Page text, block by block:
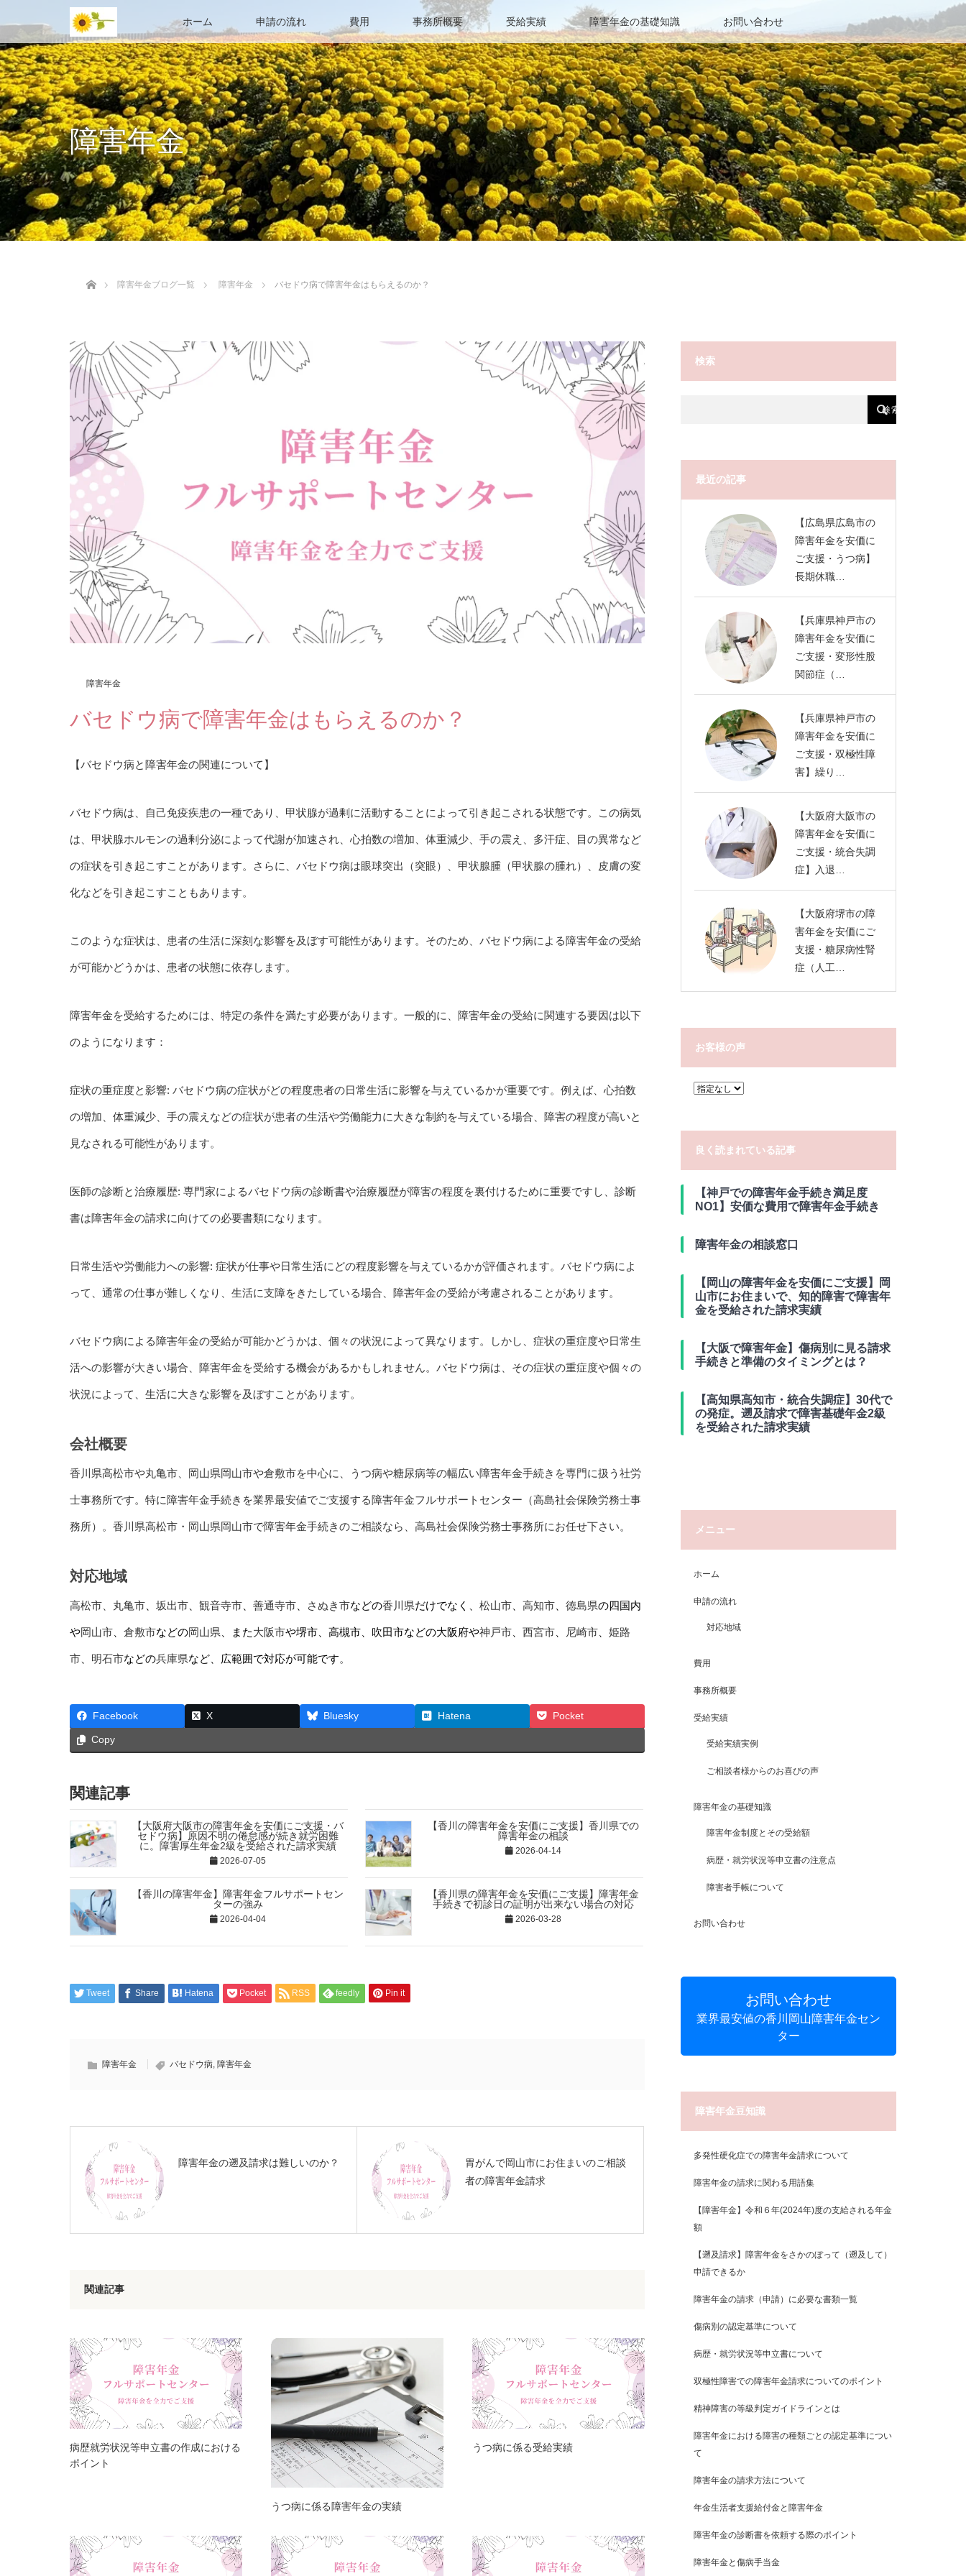
ホーム 申請の流れ 費用 事務所概要 受給実績 障害年金の基礎知識 お問い合わせ
障害年金
障害年金ブログ一覧
障害年金 バセドウ病で障害年金はもらえるのか？
障害年金
バセドウ病で障害年金はもらえるのか？
【バセドウ病と障害年金の関連について】
バセドウ病は、自己免疫疾患の一種であり、甲状腺が過剰に活動することによって引き起こされる状態です。この病気
は、甲状腺ホルモンの過剰分泌によって代謝が加速され、心拍数の増加、体重減少、手の震え、多汗症、目の異常など
の症状を引き起こすことがあります。さらに、バセドウ病は眼球突出（突眼）、甲状腺腫（甲状腺の腫れ）、皮膚の変
化などを引き起こすこともあります。
このような症状は、患者の生活に深刻な影響を及ぼす可能性があります。そのため、バセドウ病による障害年金の受給
が可能かどうかは、患者の状態に依存します。
障害年金を受給するためには、特定の条件を満たす必要があります。一般的に、障害年金の受給に関連する要因は以下
のようになります：
症状の重症度と影響: バセドウ病の症状がどの程度患者の日常生活に影響を与えているかが重要です。例えば、心拍数
の増加、体重減少、手の震えなどの症状が患者の生活や労働能力に大きな制約を与えている場合、障害の程度が高いと
見なされる可能性があります。
医師の診断と治療履歴: 専門家によるバセドウ病の診断書や治療履歴が障害の程度を裏付けるために重要ですし、診断
書は障害年金の請求に向けての必要書類になります。
日常生活や労働能力への影響: 症状が仕事や日常生活にどの程度影響を与えているかが評価されます。バセドウ病によ
って、通常の仕事が難しくなり、生活に支障をきたしている場合、障害年金の受給が考慮されることがあります。
バセドウ病による障害年金の受給が可能かどうかは、個々の状況によって異なります。しかし、症状の重症度や日常生
活への影響が大きい場合、障害年金を受給する機会があるかもしれません。バセドウ病は、その症状の重症度や個々の
状況によって、生活に大きな影響を及ぼすことがあります。
会社概要
香川県高松市や丸亀市、岡山県岡山市や倉敷市を中心に、うつ病や糖尿病等の幅広い障害年金手続きを専門に扱う社労
士事務所です。特に障害年金手続きを業界最安値でご支援する障害年金フルサポートセンター（高島社会保険労務士事
務所）。香川県高松市・岡山県岡山市で障害年金手続きのご相談なら、高島社会保険労務士事務所にお任せ下さい。
対応地域
高松市、 丸亀市 坂出市 観音寺市 善通寺市 さぬき市などの香川県だけでなく、 松山市 高知市 徳島県の四国内
や岡山市 倉敷市などの岡山県 、また大阪市や堺市、高槻市、吹田市などの大阪府や神戸市 西宮市 尼崎市 姫路
市 明石市などの兵庫県など、広範囲で対応が可能です。
Facebook X Bluesky Hatena Pocket
Copy
関連記事
【大阪府大阪市の障害年金を安価にご支援・バ
セドウ病】原因不明の倦怠感が続き就労困難
に。障害厚生年金2級を受給された請求実績
2026-07-05
【香川の障害年金を安価にご支援】香川県での
障害年金の相談
2026-04-14
【香川の障害年金】障害年金フルサポートセン
ターの強み
2026-04-04
【香川県の障害年金を安価にご支援】障害年金
手続きで初診日の証明が出来ない場合の対応
2026-03-28
Tweet Share Hatena Pocket RSS feedly Pin it
障害年金 バセドウ病, 障害年金
障害年金の遡及請求は難しいのか？
胃がんで岡山市にお住まいのご相談
者の障害年金請求
関連記事
病歴就労状況等申立書の作成における
ポイント
うつ病に係る障害年金の実績
うつ病に係る受給実績
検索
最近の記事
【広島県広島市の
障害年金を安価に
ご支援・うつ病】
長期休職…
【兵庫県神戸市の
障害年金を安価に
ご支援・変形性股
関節症（…
【兵庫県神戸市の
障害年金を安価に
ご支援・双極性障
害】繰り…
【大阪府大阪市の
障害年金を安価に
ご支援・統合失調
症】入退…
【大阪府堺市の障
害年金を安価にご
支援・糖尿病性腎
症（人工…
お客様の声
良く読まれている記事
【神戸での障害年金手続き満足度
NO1】安価な費用で障害年金手続き
障害年金の相談窓口
【岡山の障害年金を安価にご支援】岡
山市にお住まいで、知的障害で障害年
金を受給された請求実績
【大阪で障害年金】傷病別に見る請求
手続きと準備のタイミングとは？
【高知県高知市・統合失調症】30代で
の発症。遡及請求で障害基礎年金2級
を受給された請求実績
メニュー
ホーム
申請の流れ
対応地域
費用
事務所概要
受給実績
受給実績実例
ご相談者様からのお喜びの声
障害年金の基礎知識
障害年金制度とその受給額
病歴・就労状況等申立書の注意点
障害者手帳について
お問い合わせ
お問い合わせ
業界最安値の香川岡山障害年金セン
ター
障害年金豆知識
多発性硬化症での障害年金請求について
障害年金の請求に関わる用語集
【障害年金】令和６年(2024年)度の支給される年金
額
【遡及請求】障害年金をさかのぼって（遡及して）
申請できるか
障害年金の請求（申請）に必要な書類一覧
傷病別の認定基準について
病歴・就労状況等申立書について
双極性障害での障害年金請求についてのポイント
精神障害の等級判定ガイドラインとは
障害年金における障害の種類ごとの認定基準につい
て
障害年金の請求方法について
年金生活者支援給付金と障害年金
障害年金の診断書を依頼する際のポイント
障害年金と傷病手当金